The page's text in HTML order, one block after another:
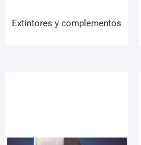
Extintores y complementos